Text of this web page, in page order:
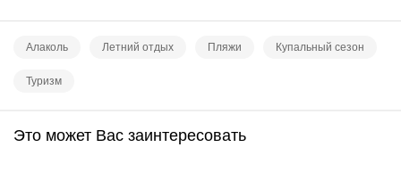
Алаколь Летний отдых Пляжи Купальный сезон
Туризм
Это может Вас заинтересовать